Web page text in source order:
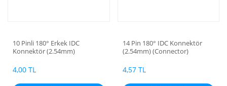
10 Pinli 180° Erkek IDC
Konnektör (2.54mm)
4,00 TL
14 Pin 180° IDC Konnektör
(2.54mm) (Connector)
4,57 TL